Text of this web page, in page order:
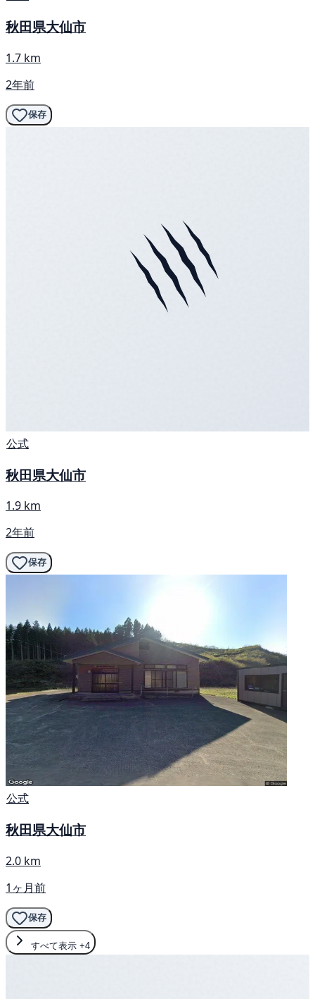
秋田県大仙市
1.7 km
2年前
保存
公式
秋田県大仙市
1.9 km
2年前
保存
公式
秋田県大仙市
2.0 km
1ヶ月前
保存
すべて表示 +4